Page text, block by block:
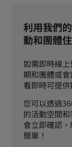
利用我們
動和團體
如需即時線
期和團體或
看即時可提
您可以透過
的活動空間
會立即確認
簡單！